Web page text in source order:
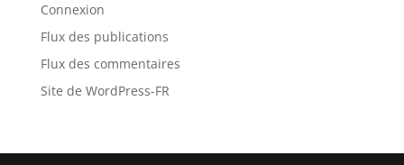
Connexion
Flux des publications
Flux des commentaires
Site de WordPress-FR